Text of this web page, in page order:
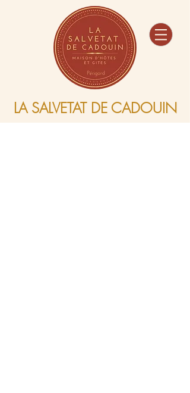
Maison d'hôtes
Gîtes
Evénementiel
LA SALVETAT DE CADOUIN